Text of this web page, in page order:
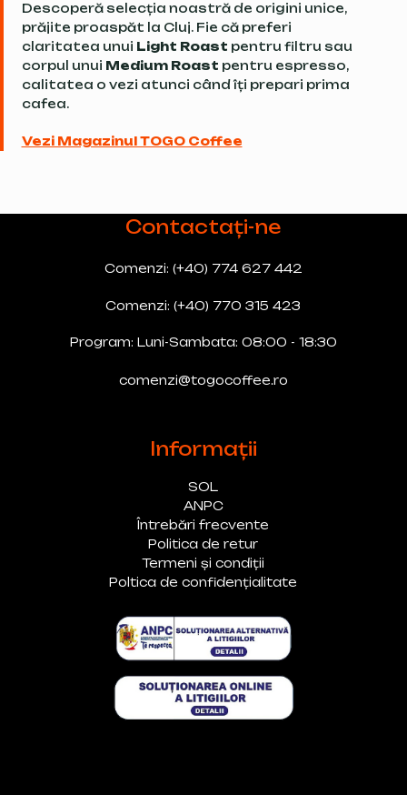
Descoperă selecția noastră de origini unice,
prăjite proaspăt la Cluj. Fie că preferi
claritatea unui Light Roast pentru filtru sau
corpul unui Medium Roast pentru espresso,
calitatea o vezi atunci când îți prepari prima
cafea.
Vezi Magazinul TOGO Coffee
Contactați-ne
Comenzi: (+40) 774 627 442
Comenzi: (+40) 770 315 423
Program: Luni-Sambata: 08:00 - 18:30
comenzi@togocoffee.ro
Informații
SOL
ANPC
Întrebări frecvente
Politica de retur
Termeni și condiții
Poltica de confidențialitate